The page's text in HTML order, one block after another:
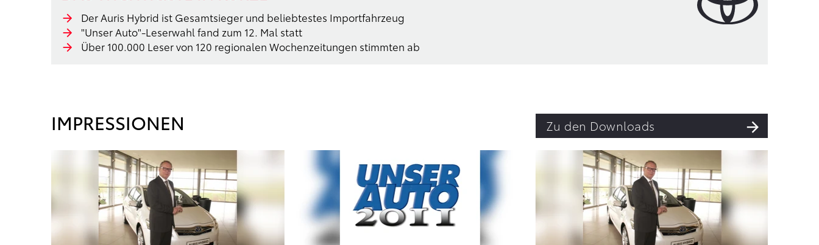
Der Auris Hybrid ist Gesamtsieger und beliebtestes Importfahrzeug
"Unser Auto"-Leserwahl fand zum 12. Mal statt
Über 100.000 Leser von 120 regionalen Wochenzeitungen stimmten ab
IMPRESSIONEN Zu den Downloads